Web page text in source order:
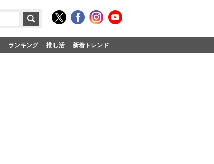
ランキング 推し活 新着トレンド